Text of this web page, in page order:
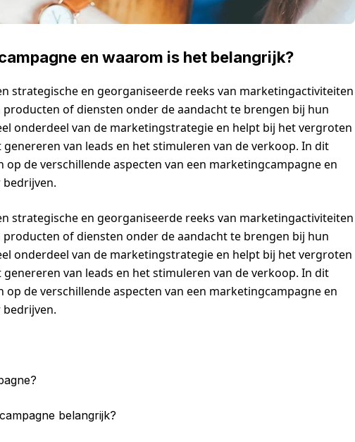
en waarom is het belangrijk?
strategische en georganiseerde reeks van marketingactiviteiten
of diensten onder de aandacht te brengen bij hun
onderdeel van de marketingstrategie en helpt bij het vergroten
van leads en het stimuleren van de verkoop. In dit
de verschillende aspecten van een marketingcampagne en
strategische en georganiseerde reeks van marketingactiviteiten
of diensten onder de aandacht te brengen bij hun
onderdeel van de marketingstrategie en helpt bij het vergroten
van leads en het stimuleren van de verkoop. In dit
de verschillende aspecten van een marketingcampagne en
belangrijk?